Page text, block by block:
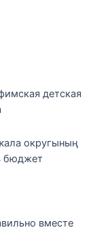
детская
округының
бюджет
вместе